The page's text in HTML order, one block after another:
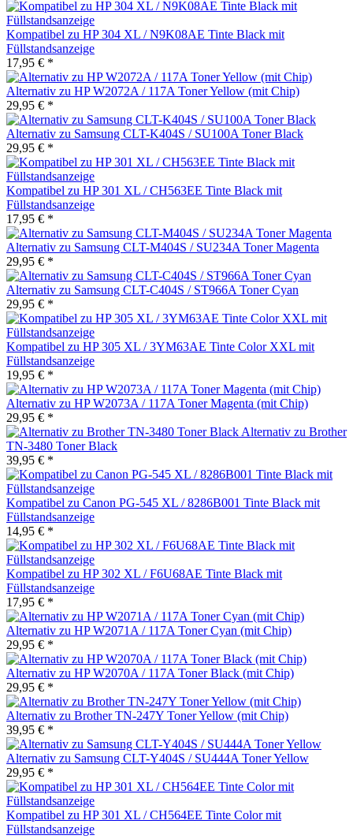
Kompatibel zu HP 304 XL / N9K08AE Tinte Black mit
Füllstandsanzeige
17,95 € *
Alternativ zu HP W2072A / 117A Toner Yellow (mit Chip)
29,95 € *
Alternativ zu Samsung CLT-K404S / SU100A Toner Black
29,95 € *
Kompatibel zu HP 301 XL / CH563EE Tinte Black mit
Füllstandsanzeige
17,95 € *
Alternativ zu Samsung CLT-M404S / SU234A Toner Magenta
29,95 € *
Alternativ zu Samsung CLT-C404S / ST966A Toner Cyan
29,95 € *
Kompatibel zu HP 305 XL / 3YM63AE Tinte Color XXL mit
Füllstandsanzeige
19,95 € *
Alternativ zu HP W2073A / 117A Toner Magenta (mit Chip)
29,95 € *
Alternativ zu Brother
TN-3480 Toner Black
39,95 € *
Kompatibel zu Canon PG-545 XL / 8286B001 Tinte Black mit
Füllstandsanzeige
14,95 € *
Kompatibel zu HP 302 XL / F6U68AE Tinte Black mit
Füllstandsanzeige
17,95 € *
Alternativ zu HP W2071A / 117A Toner Cyan (mit Chip)
29,95 € *
Alternativ zu HP W2070A / 117A Toner Black (mit Chip)
29,95 € *
Alternativ zu Brother TN-247Y Toner Yellow (mit Chip)
39,95 € *
Alternativ zu Samsung CLT-Y404S / SU444A Toner Yellow
29,95 € *
Kompatibel zu HP 301 XL / CH564EE Tinte Color mit
Füllstandsanzeige